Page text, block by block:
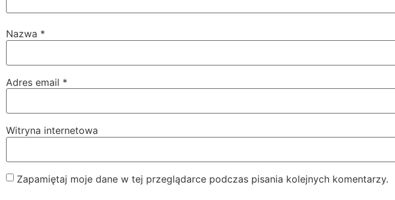
Nazwa *
Adres email *
Witryna internetowa
Zapamiętaj moje dane w tej przeglądarce podczas pisania kolejnych komentarzy.